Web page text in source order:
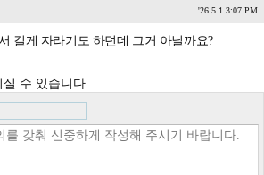
'26.5.1 3:07 PM
길게 자라기도 하던데 그거 아닐까요?
수 있습니다